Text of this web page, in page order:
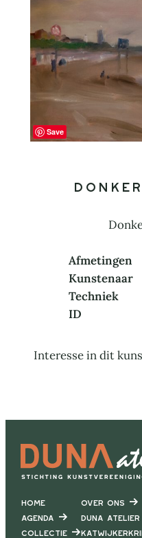
Save
Afmetingen
Kunstenaar
Techniek
ID
Interesse in dit
Home
Agenda
Collectie
Over ons
DUNA Atelier